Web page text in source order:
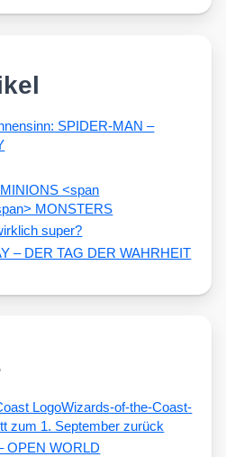
SPIDER-MAN –
<span
MONSTERS
super?
– DER TAG DER WAHRHEIT
Wizards-of-the-Coast-
zum 1. September zurück
OPEN WORLD